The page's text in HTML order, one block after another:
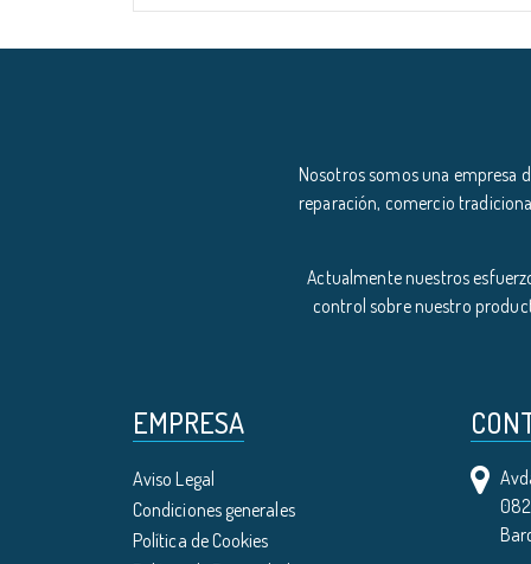
Nosotros somos una empresa
reparación, comercio
Actualmente nuestros
control sobre nuestro
EMPRESA
Aviso Legal
Condiciones generales
Política de Cookies